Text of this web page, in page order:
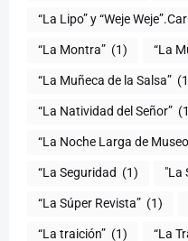
“La Lipo” y “Weje
“La Montra” (1) “La
“La Muñeca de la Salsa”
“La Natividad del Señor”
“La Noche Larga de
“La Seguridad (1) "La
“La Súper Revista” (1)
“La traición” (1) “La